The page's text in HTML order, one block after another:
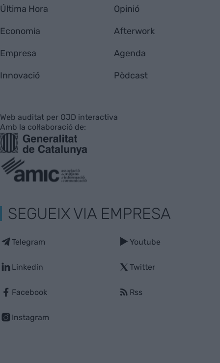
Última Hora
Economia
Empresa
Innovació
Opinió
Afterwork
Agenda
Pòdcast
Web auditat per OJD interactiva
Amb la col·laboració de:
SEGUEIX VIA EMPRESA
Telegram
Linkedin
Facebook
Instagram
Youtube
Twitter
Rss